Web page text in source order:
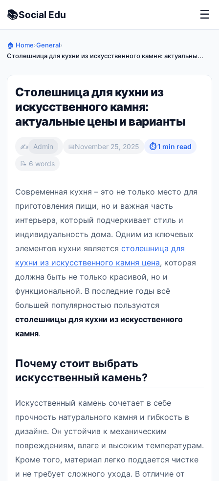
📚Social Edu ☰
🏠 Home›General›
Столешница для кухни из искусственного камня: актуальны...
Столешница для кухни из
искусственного камня:
актуальные цены и варианты
✍️ Admin 📅November 25, 2025 ⏱ 1 min read
📝 6 words
Современная кухня – это не только место для
приготовления пищи, но и важная часть
интерьера, который подчеркивает стиль и
индивидуальность дома. Одним из ключевых
элементов кухни является столешница для
кухни из искусственного камня цена, которая
должна быть не только красивой, но и
функциональной. В последние годы всё
большей популярностью пользуются
столешницы для кухни из искусственного
камня.
Почему стоит выбрать
искусственный камень?
Искусственный камень сочетает в себе
прочность натурального камня и гибкость в
дизайне. Он устойчив к механическим
повреждениям, влаге и высоким температурам.
Кроме того, материал легко поддается чистке
и не требует сложного ухода. В отличие от